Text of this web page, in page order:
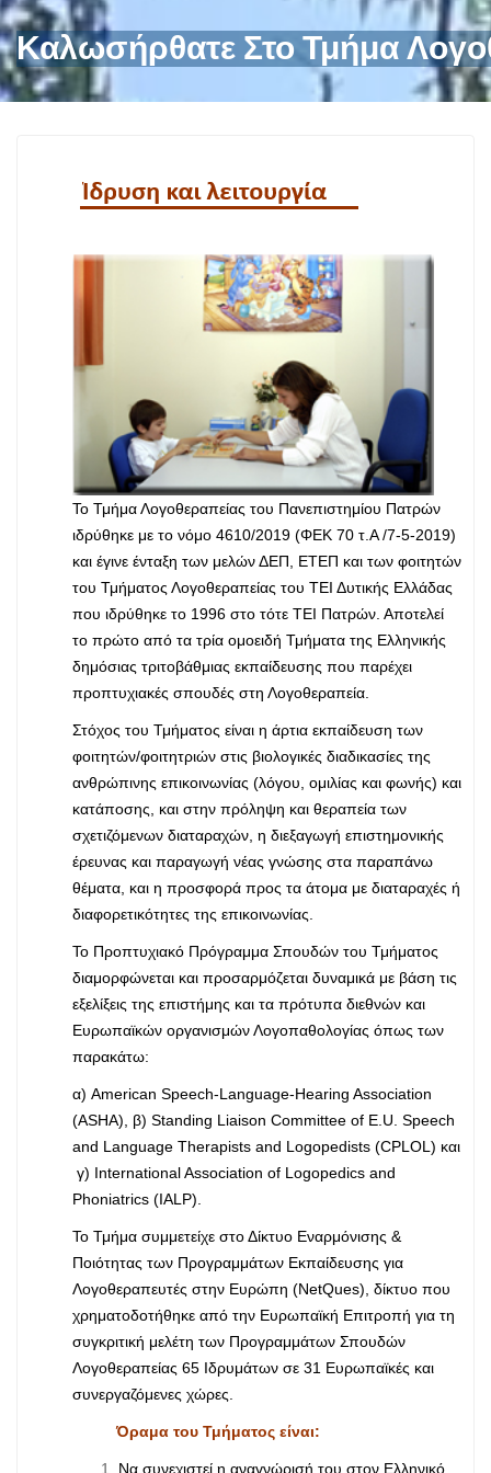
Καλωσήρθατε Στο Τμήμα
Το Τμήμα Λογοθεραπείας του Πανεπιστημίου Πατρών
ιδρύθηκε με το νόμο 4610/2019 (ΦΕΚ 70 τ.Α /7-5-2019)
και έγινε ένταξη των μελώνΔΕΠ, ΕΤΕΠ και των φοιτητών
του Τμήματος Λογοθεραπείας του ΤΕΙ Δυτικής Ελλάδας
που ιδρύθηκε το 1996 στο τότε ΤΕΙ Πατρών. Αποτελεί
το πρώτο από τα τρία ομοειδή Τμήματα της Ελληνικής
δημόσιας τριτοβάθμιας εκπαίδευσης που παρέχει
προπτυχιακές σπουδές στη Λογοθεραπεία.
Στόχος του Τμήματος είναι η άρτια εκπαίδευση των
φοιτητών/φοιτητριών στις βιολογικές διαδικασίες της
ανθρώπινης επικοινωνίας (λόγου, ομιλίας και φωνής) και
κατάποσης, και στην πρόληψη και θεραπεία των
σχετιζόμενων διαταραχών, η διεξαγωγή επιστημονικής
έρευνας και παραγωγή νέας γνώσης στα παραπάνω
θέματα, και η προσφορά προς τα άτομα με διαταραχές ή
διαφορετικότητες της επικοινωνίας.
Το Προπτυχιακό Πρόγραμμα Σπουδών του Τμήματος
διαμορφώνεται και προσαρμόζεται δυναμικά με βάση τις
εξελίξεις της επιστήμης και τα πρότυπα διεθνών και
Ευρωπαϊκών οργανισμών Λογοπαθολογίας όπως των
παρακάτω:
α) American Speech-Language-Hearing Association
(ASHA), β) Standing Liaison Committee of E.U. Speech
and Language Therapists and Logopedists (CPLOL) και
γ) International Association of Logopedics and
Phoniatrics (IALP).
Το Τμήμα συμμετείχε στο Δίκτυο Εναρμόνισης &
Ποιότητας των Προγραμμάτων Εκπαίδευσης για
Λογοθεραπευτές στην Ευρώπη (NetQues), δίκτυο που
χρηματοδοτήθηκε από την Ευρωπαϊκή Επιτροπή για τη
συγκριτική μελέτη των Προγραμμάτων Σπουδών
Λογοθεραπείας 65 Ιδρυμάτων σε 31 Ευρωπαϊκές και
συνεργαζόμενες χώρες.
Όραμα του Τμήματος είναι:
Να συνεχιστεί η αναγνώρισή του στον Ελληνικό